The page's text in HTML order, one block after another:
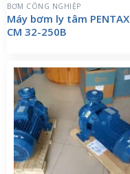
BƠM CÔNG NGHIỆP
Máy bơm ly tâm PENTAX
CM 32-250B